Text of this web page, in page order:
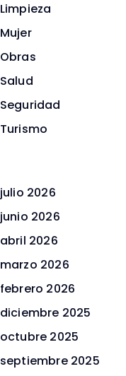
Limpieza
Mujer
Obras
Salud
Seguridad
Turismo
julio 2026
junio 2026
abril 2026
marzo 2026
febrero 2026
diciembre 2025
octubre 2025
septiembre 2025